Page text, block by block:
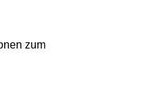
zum